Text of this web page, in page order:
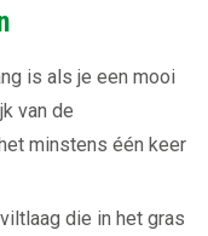
is als je een mooi
van de
minstens één keer
die in het gras